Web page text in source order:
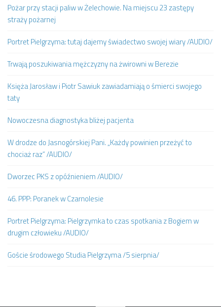
Pożar przy stacji paliw w Żelechowie. Na miejscu 23 zastępy
straży pożarnej
Portret Pielgrzyma: tutaj dajemy świadectwo swojej wiary /AUDIO/
Trwają poszukiwania mężczyzny na żwirowni w Berezie
Księża Jarosław i Piotr Sawiuk zawiadamiają o śmierci swojego
taty
Nowoczesna diagnostyka bliżej pacjenta
W drodze do Jasnogórskiej Pani. „Każdy powinien przeżyć to
chociaż raz” /AUDIO/
Dworzec PKS z opóźnieniem /AUDIO/
46. PPP: Poranek w Czarnolesie
Portret Pielgrzyma: Pielgrzymka to czas spotkania z Bogiem w
drugim człowieku /AUDIO/
Goście środowego Studia Pielgrzyma /5 sierpnia/